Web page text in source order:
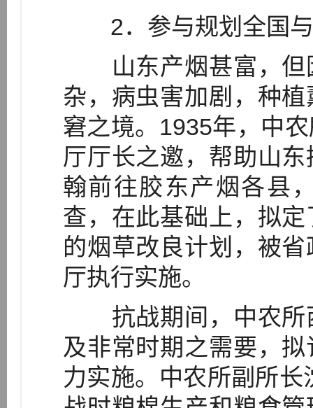
2．参与规划全国与
山东产烟甚富，但
杂，病虫害加剧，种
窘之境。1935年，中
厅厅长之邀，帮助山
翰前往胶东产烟各县
查，在此基础上，拟
的烟草改良计划，被
厅执行实施。
抗战期间，中农所
及非常时期之需要，
力实施。中农所副所长